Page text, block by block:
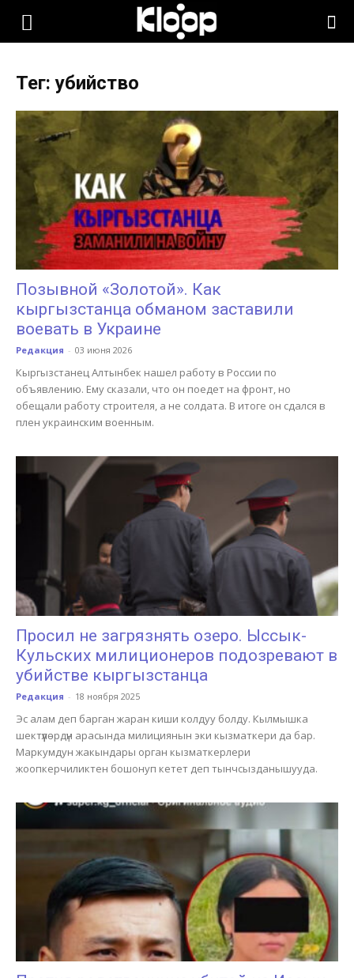
KLOOP.KG
Новости
Кыргызстана
Тег: убийство
Позывной «Золотой». Как
кыргызстанца обманом заставили
воевать в Украине
Редакция - 03 июня 2026
Кыргызстанец Алтынбек нашел работу в России по
объявлению. Ему сказали, что он поедет на фронт, но
обещали работу строителя, а не солдата. В итоге он сдался в
плен украинским военным.
Просил не загрязнять озеро. Ыссык-
Кульских милиционеров подозревают в
убийстве кыргызстанца
Редакция - 18 ноября 2025
Эс алам деп барган жаран киши колдуу болду. Кылмышка
шектүүлөрдүн арасында милициянын эки кызматкери да бар.
Маркумдун жакындары орган кызматкерлери
жоопкерчиликтен бошонуп кетет деп тынчсызданышууда.